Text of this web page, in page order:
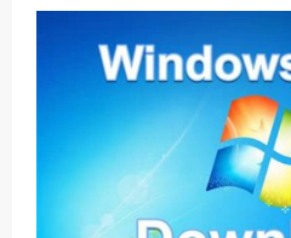
Bitcoin Miner Android: Apa Itu Dan
Pp Wa Couple Pasangan: Cara
Cara
Simpan Profil Ig